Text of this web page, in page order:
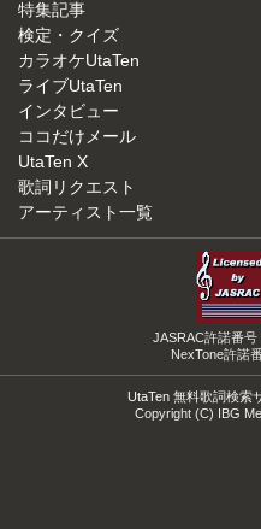
特集記事
検定・クイズ
カラオケUtaTen
ライブUtaTen
インタビュー
ココだけメール
UtaTen X
歌詞リクエスト
アーティスト一覧
JASRAC許諾番号
NexTone許諾
UtaTen 無料歌詞検索
Copyright (C) IBG